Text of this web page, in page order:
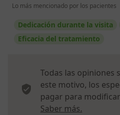
Lo más mencionado por los pacientes
Dedicación durante la visita
Eficacia del tratamiento
Todas las opiniones
este motivo, los
pagar para
Saber más.